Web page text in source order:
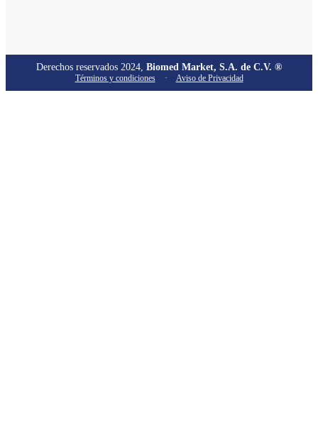
Derechos reservados 2024, Biomed Market, S.A. de C.V. ®
Términos y condiciones · Aviso de Privacidad